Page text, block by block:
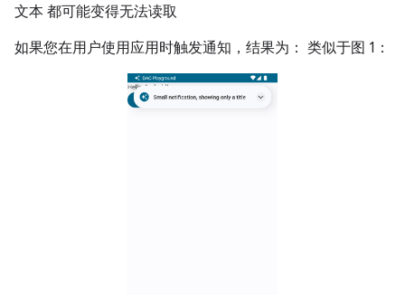
文本 都可能变得无法读取
如果您在用户使用应用时触发通知，结果为： 类似于图 1：